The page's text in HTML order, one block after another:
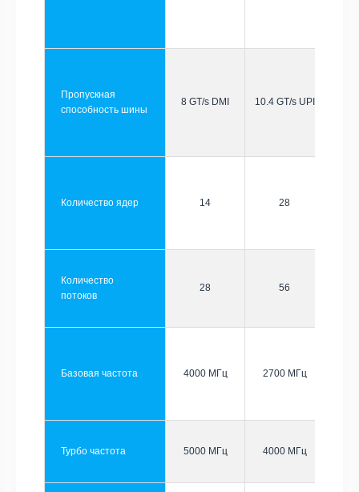
Пропускная
способность шины
8 GT/s DMI 10.4 GT/s UPI
Количество ядер 14 28
Количество
потоков
28 56
Базовая частота 4000 МГц 2700 МГц
Турбо частота 5000 МГц 4000 МГц